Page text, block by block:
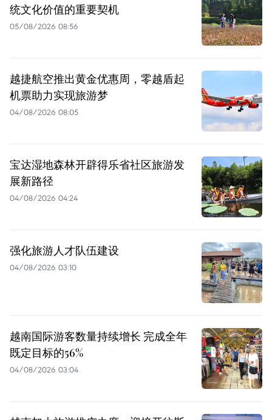
统文化价值的重要契机
05/08/2026 08:56
越捷航空推出黄金优惠周，零越盾起
机票助力实现旅游梦
04/08/2026 08:05
宝达湿地森林开辟得乐省社区旅游发
展新路径
04/08/2026 04:24
强化旅游人才队伍建设
04/08/2026 03:10
越南国际游客数量持续增长 完成全年
既定目标的56%
04/08/2026 03:04